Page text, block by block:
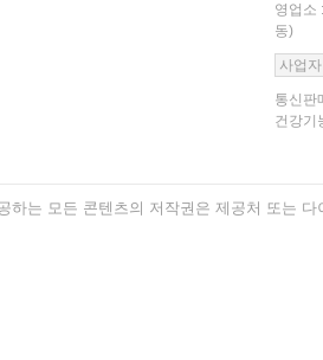
영업소
동)
사업
통신판
건강기
하는 모든 콘텐츠의 저작권은 제공처 또는